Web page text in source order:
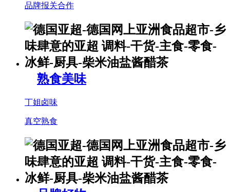
品牌报关合作
熟食美味
丁姐卤味
真空熟食